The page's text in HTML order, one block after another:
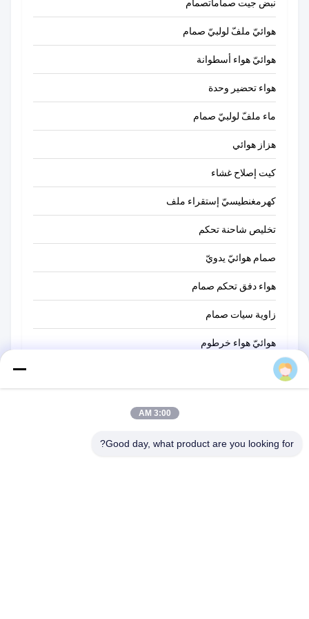
نبض جيت صماماتصمام
هوائيّ ملفّ لولبيّ صمام
هوائيّ هواء أسطوانة
هواء تحضير وحدة
ماء ملفّ لولبيّ صمام
هزاز هوائي
كيت إصلاح غشاء
كهرمغنطيسيّ إستقراء ملف
تخليص شاحنة تحكم
صمام هوائيّ يدويّ
هواء دفق تحكم صمام
زاوية سيات صمام
هوائيّ هواء خرطوم
مضغوط هواء ضرب مسدّس مدفع
3:00 AM
Good day, what product are you looking for?